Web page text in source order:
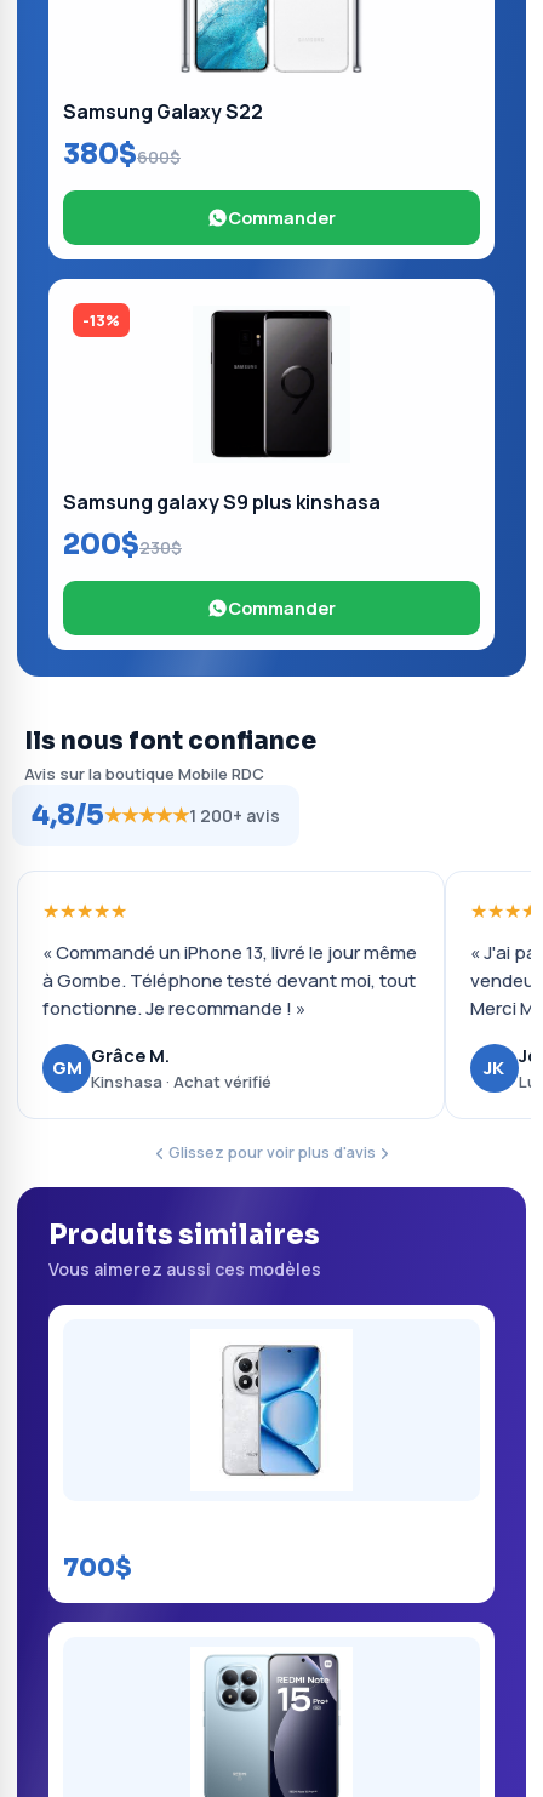
Samsung Galaxy S22
380$600$
Commander
-13%
Samsung galaxy S9 plus kinshasa
200$230$
Commander
Ils nous font confiance
Avis sur la boutique Mobile RDC
4,8/5★★★★★1 200+ avis
★★★★★
« Commandé un iPhone 13, livré le jour même
à Gombe. Téléphone testé devant moi, tout
fonctionne. Je recommande ! »
GM Grâce M.
Kinshasa · Achat vérifié
« J'ai
Merci
JK
Glissez pour voir plus d'avis
Produits similaires
Vous aimerez aussi ces modèles
700$